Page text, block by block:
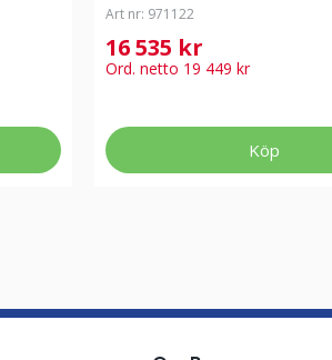
Art nr: 971122
16 535 kr
Ord. netto 19 449 kr
Köp